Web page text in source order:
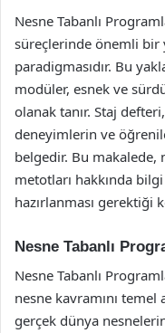
Nesne Tabanlı
süreçlerinde önemli
paradigmasıdır. Bu
modüler, esnek ve
olanak tanır. Staj
deneyimlerin ve
belgedir. Bu makalede,
metotları hakkında
hazırlanması gerektiği
Nesne Tabanlı
Nesne Tabanlı
nesne kavramını temel
gerçek dünya